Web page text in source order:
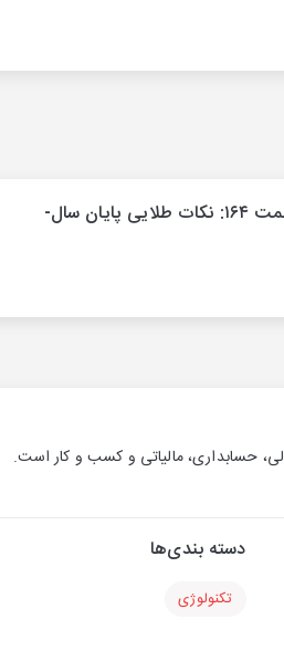
رادیو مالی سپیدار سیستم - قسمت ۱۶۴: نکات طلایی پایان سال-
حسابداری، مالیاتی و کسب و کار است.
دسته بندی‌ها
تکنولوژی